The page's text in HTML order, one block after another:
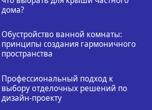
дома?
Обустройство ванной комнаты:
принципы создания гармоничного
пространства
Профессиональный подход к
выбору отделочных решений по
дизайн-проекту